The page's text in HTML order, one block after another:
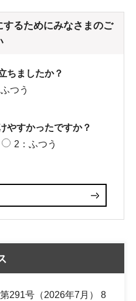
るためにみなさまのご
ちましたか？
つう
やすかったですか？
2：ふつう
291号（2026年7月） 8